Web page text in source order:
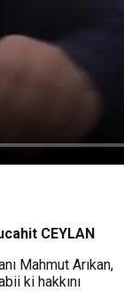
CEYLAN
Mahmut Arıkan,
ki hakkını